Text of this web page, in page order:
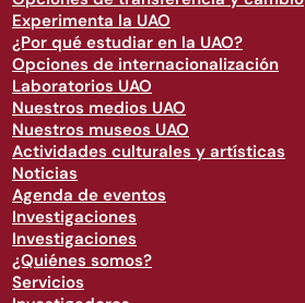
Experimenta la UAO
¿Por qué estudiar en la UAO?
Opciones de internacionalización
Laboratorios UAO
Nuestros medios UAO
Nuestros museos UAO
Actividades culturales y artísticas
Noticias
Agenda de eventos
Investigaciones
Investigaciones
¿Quiénes somos?
Servicios